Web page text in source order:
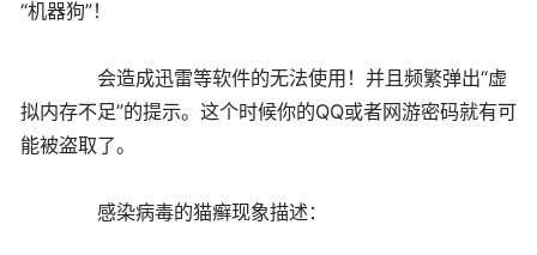
“机器狗”！
会造成迅雷等软件的无法使用！并且频繁弹出“虚
拟内存不足”的提示。这个时候你的QQ或者网游密码就有可
能被盗取了。
感染病毒的猫癣现象描述：